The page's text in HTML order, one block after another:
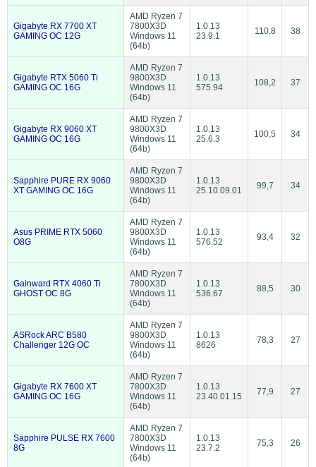
Gigabyte RX 7700 XT
GAMING OC 12G
AMD Ryzen 7
7800X3D
Windows 11
(64b)
1.0.13
23.9.1
110,8 38
Gigabyte RTX 5060 Ti
GAMING OC 16G
AMD Ryzen 7
9800X3D
Windows 11
(64b)
1.0.13
575.94
108,2 37
Gigabyte RX 9060 XT
GAMING OC 16G
AMD Ryzen 7
9800X3D
Windows 11
(64b)
1.0.13
25.6.3
100,5 34
Sapphire PURE RX 9060
XT GAMING OC 16G
AMD Ryzen 7
9800X3D
Windows 11
(64b)
1.0.13
25.10.09.01
99,7 34
Asus PRIME RTX 5060
O8G
AMD Ryzen 7
9800X3D
Windows 11
(64b)
1.0.13
576.52
93,4 32
Gainward RTX 4060 Ti
GHOST OC 8G
AMD Ryzen 7
7800X3D
Windows 11
(64b)
1.0.13
536.67
88,5 30
ASRock ARC B580
Challenger 12G OC
AMD Ryzen 7
9800X3D
Windows 11
(64b)
1.0.13
8626
78,3 27
Gigabyte RX 7600 XT
GAMING OC 16G
AMD Ryzen 7
7800X3D
Windows 11
(64b)
1.0.13
23.40.01.15
77,9 27
Sapphire PULSE RX 7600
8G
AMD Ryzen 7
7800X3D
Windows 11
(64b)
1.0.13
23.7.2
75,3 26